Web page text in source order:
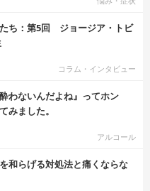
ち：第5回 ジョージア・トビ
コラム・インタビュー
わないんだよね』ってホン
みました。
アルコール
和らげる対処法と痛くならな